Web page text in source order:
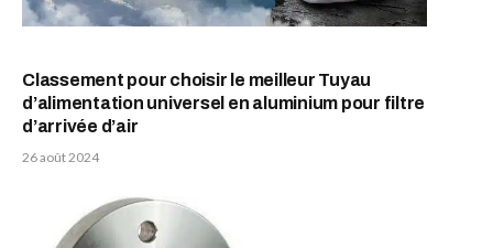
Classement pour choisir le meilleur Tuyau
d’alimentation universel en aluminium pour filtre
d’arrivée d’air
26 août 2024